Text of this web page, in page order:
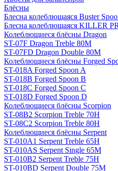
Блёсны
Блесна колеблющаяся Buster
Блесна колеблющаяся KILLER
Колеблющиеся блёсны Dragon
ST-07F Dragon Treble 80M
ST-07FD Dragon Double 80M
Колеблющиеся блёсны Forged
ST-018A Forged Spoon A
ST-018B Forged Spoon B
ST-018C Forged Spoon C
ST-018D Forged Spoon D
Колеблющиеся блёсны Scorpion
ST-08B2 Scorpion Treble 70H
ST-08C2 Scorpion Treble 80H
Колеблющиеся блёсны Serpent
ST-010A1 Serpent Treble 65H
ST-010AS Serpent Single 65M
ST-010B2 Serpent Treble 75H
ST-010BD Serpent Double 75M